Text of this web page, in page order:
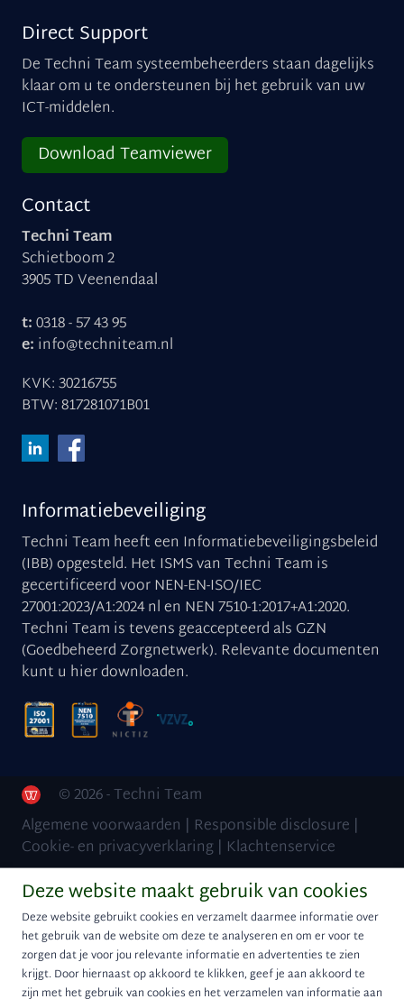
Direct Support
De Techni Team systeembeheerders staan dagelijks
klaar om u te ondersteunen bij het gebruik van uw
ICT-middelen.
Download Teamviewer
Contact
Techni Team
Schietboom 2
3905 TD Veenendaal
t:0318 - 57 43 95
e: info@techniteam.nl
KVK: 30216755
BTW: 817281071B01
Informatiebeveiliging
Techni Team heeft een Informatiebeveiligingsbeleid
(IBB) opgesteld. Het ISMS van Techni Team is
gecertificeerd voor NEN-EN-ISO/IEC
27001:2023/A1:2024 nl en NEN 7510-1:2017+A1:2020.
Techni Team is tevens geaccepteerd als GZN
(Goedbeheerd Zorgnetwerk). Relevante documenten
kunt u hier downloaden.
© 2026 - Techni Team
Algemene voorwaarden | Responsible disclosure |
Cookie- en privacyverklaring | Klachtenservice
Deze website maakt gebruik van cookies
Deze website gebruikt cookies en verzamelt daarmee informatie over
het gebruik van de website om deze te analyseren en om er voor te
zorgen dat je voor jou relevante informatie en advertenties te zien
krijgt. Door hiernaast op akkoord te klikken, geef je aan akkoord te
zijn met het gebruik van cookies en het verzamelen van informatie aan